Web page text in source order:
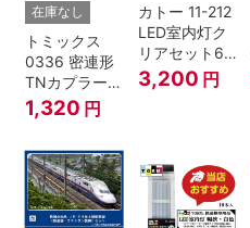
在庫なし
トミックス
0336 密連形
TNカプラー
(6個・SP・
黒)
1,320 円
カトー 11-212
LED室内灯ク
リアセット6
入 Nゲージ
3,200 円